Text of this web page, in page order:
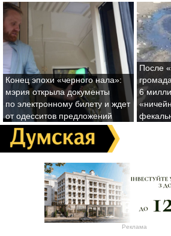
Конец эпохи «черного нала»:
мэрия открыла документы
по электронному билету и ждет
от одесситов предложений
После
6
Реклама